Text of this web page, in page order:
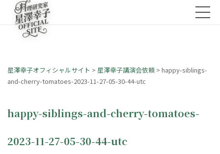
星澤幸子オフィシャルサイト > 星澤幸子講演会依頼 > happy-siblings-
and-cherry-tomatoes-2023-11-27-05-30-44-utc
happy-siblings-and-cherry-tomatoes-
2023-11-27-05-30-44-utc